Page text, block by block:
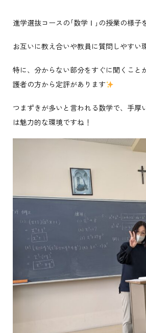
進学選抜コースの｢数学Ⅰ｣の授業の様子
お互いに教え合いや教員に質問しやすい
特に、分からない部分をすぐに聞くこと
護者の方から定評があります
つまずきが多いと言われる数学で、手厚
は魅力的な環境ですね！